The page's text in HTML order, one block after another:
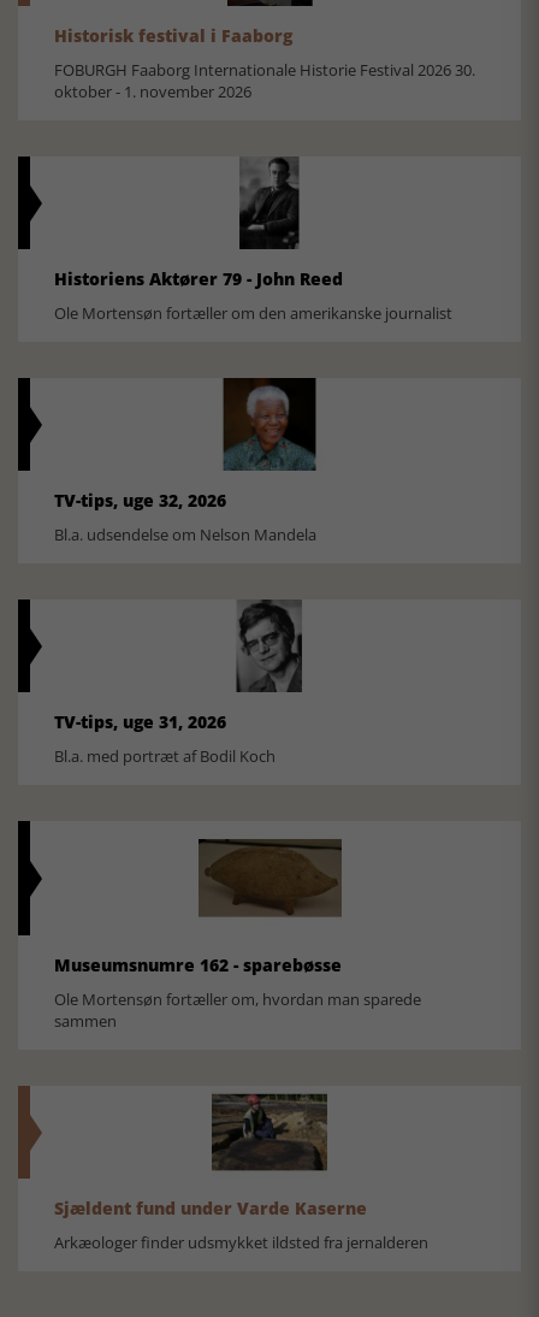
Historisk festival i Faaborg
FOBURGH Faaborg Internationale Historie Festival 2026 30.
oktober - 1. november 2026
Historiens Aktører 79 - John Reed
Ole Mortensøn fortæller om den amerikanske journalist
TV-tips, uge 32, 2026
Bl.a. udsendelse om Nelson Mandela
TV-tips, uge 31, 2026
Bl.a. med portræt af Bodil Koch
Museumsnumre 162 - sparebøsse
Ole Mortensøn fortæller om, hvordan man sparede
sammen
Sjældent fund under Varde Kaserne
Arkæologer finder udsmykket ildsted fra jernalderen